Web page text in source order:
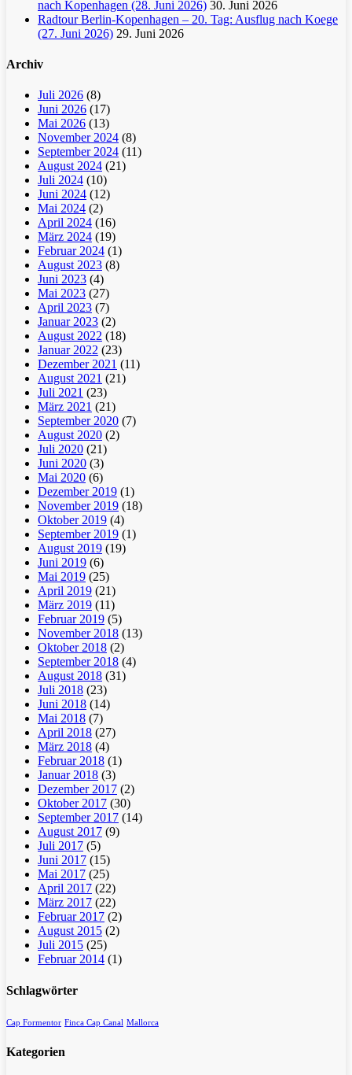
nach Kopenhagen (28. Juni 2026) 30. Juni 2026
Radtour Berlin-Kopenhagen – 20. Tag: Ausflug nach Koege
(27. Juni 2026) 29. Juni 2026
Archiv
Juli 2026 (8)
Juni 2026 (17)
Mai 2026 (13)
November 2024 (8)
September 2024 (11)
August 2024 (21)
Juli 2024 (10)
Juni 2024 (12)
Mai 2024 (2)
April 2024 (16)
März 2024 (19)
Februar 2024 (1)
August 2023 (8)
Juni 2023 (4)
Mai 2023 (27)
April 2023 (7)
Januar 2023 (2)
August 2022 (18)
Januar 2022 (23)
Dezember 2021 (11)
August 2021 (21)
Juli 2021 (23)
März 2021 (21)
September 2020 (7)
August 2020 (2)
Juli 2020 (21)
Juni 2020 (3)
Mai 2020 (6)
Dezember 2019 (1)
November 2019 (18)
Oktober 2019 (4)
September 2019 (1)
August 2019 (19)
Juni 2019 (6)
Mai 2019 (25)
April 2019 (21)
März 2019 (11)
Februar 2019 (5)
November 2018 (13)
Oktober 2018 (2)
September 2018 (4)
August 2018 (31)
Juli 2018 (23)
Juni 2018 (14)
Mai 2018 (7)
April 2018 (27)
März 2018 (4)
Februar 2018 (1)
Januar 2018 (3)
Dezember 2017 (2)
Oktober 2017 (30)
September 2017 (14)
August 2017 (9)
Juli 2017 (5)
Juni 2017 (15)
Mai 2017 (25)
April 2017 (22)
März 2017 (22)
Februar 2017 (2)
August 2015 (2)
Juli 2015 (25)
Februar 2014 (1)
Schlagwörter
Cap Formentor Finca Cap Canal Mallorca
Kategorien